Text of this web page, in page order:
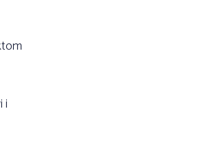
i